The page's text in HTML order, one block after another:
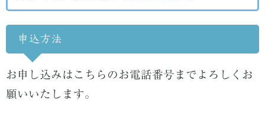
申込方法
お申し込みはこちらのお電話番号までよろしくお
願いいたします。